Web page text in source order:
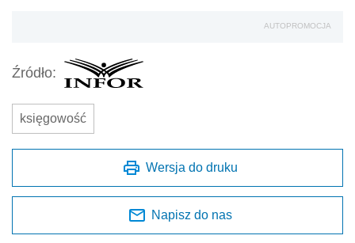
AUTOPROMOCJA
Źródło:
księgowość
Wersja do druku
Napisz do nas